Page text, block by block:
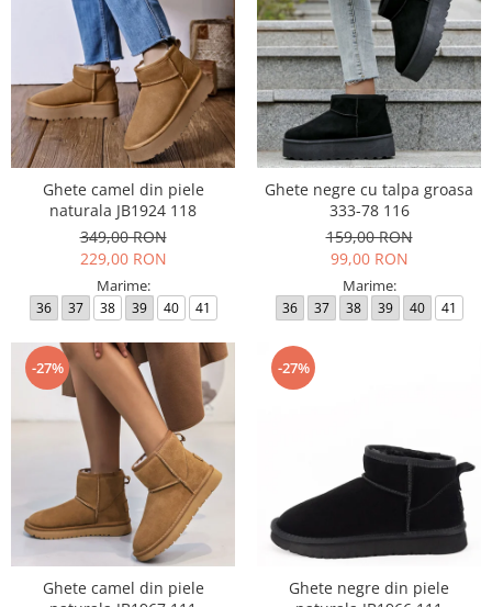
Ghete camel din piele
naturala JB1924 118
349,00 RON
229,00 RON
Marime:
36 37 38 39 40 41
Ghete negre cu talpa groasa
333-78 116
159,00 RON
99,00 RON
Marime:
36 37 38 39 40 41
-27%
Ghete camel din piele
-27%
Ghete negre din piele